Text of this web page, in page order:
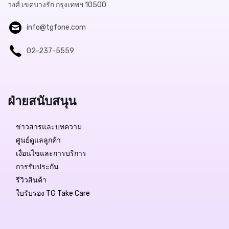
วงศ์ เขตบางรัก กรุงเทพฯ 10500
info@tgfone.com
02-237-5559
ฝ่ายสนับสนุน
ข่าวสารและบทความ
ศูนย์ดูแลลูกค้า
เงื่อนไขและการบริการ
การรับประกัน
รีวิวสินค้า
ใบรับรอง TG Take Care